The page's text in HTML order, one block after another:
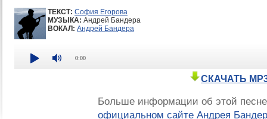
ТЕКСТ: София Егорова
МУЗЫКА: Андрей Бандера
ВОКАЛ: Андрей Бандера
0:00
СКАЧАТЬ
Больше информации об этой
официальном сайте Андрея